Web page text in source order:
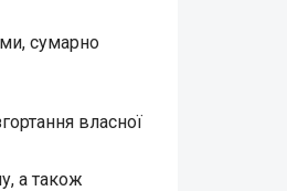
сумарно
власної
а також